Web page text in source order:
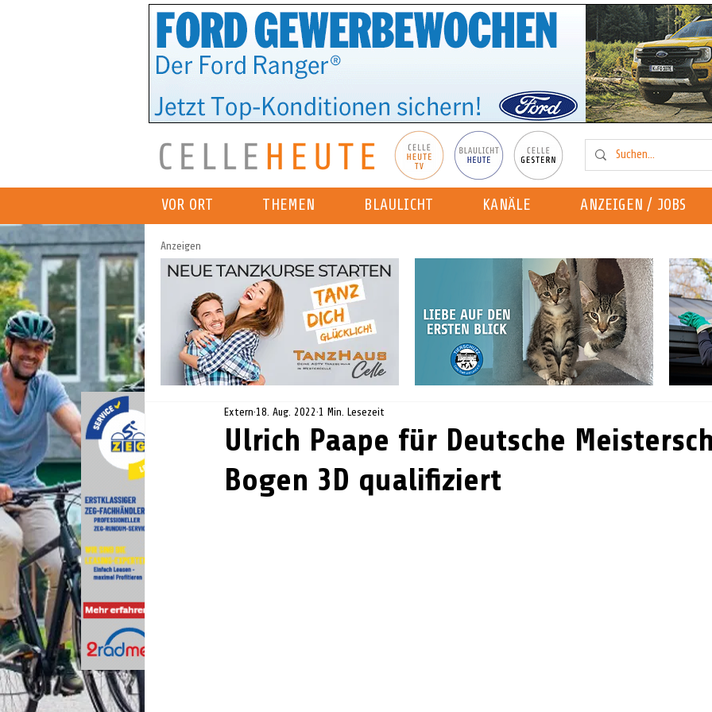
VOR ORT THEMEN BLAULICHT KANÄLE ANZEIGEN / JOBS
Anzeigen
Ulrich Paape für Deutsche
Bogen 3D qualifiziert
Extern 18. Aug. 2022 1 Min. Lesezeit